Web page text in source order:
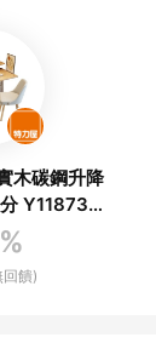
木碳鋼升降
Y11873原
饋)